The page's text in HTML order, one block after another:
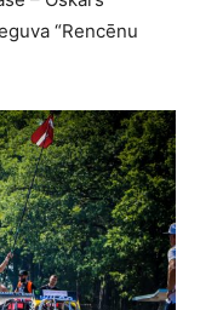
“Rencēnu